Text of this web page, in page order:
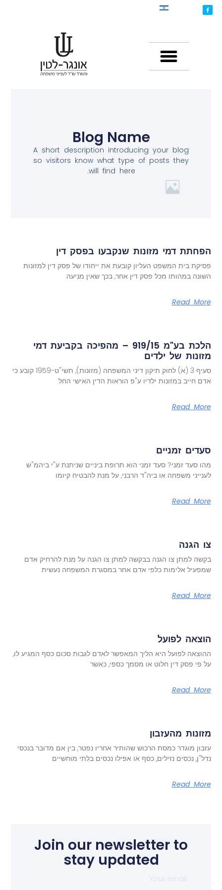
Blog Name
A short description introducing your blog
so visitors know what type of posts they
will find here.
הפחתת דמי מזונות שנקבעו בפסק דין
פסיקת בית המשפט העליון קובעת את ייחודו של פסק דין למזונות
השונה במהותו מכל פסק דין אחר, בכך שאין מניעה
Read More
הלכת בע"מ 919/15 – מהפיכה בקביעת דמי
מזונות של ילדים
סעיף 3 (א) לחוק תיקון דיני המשפחה (מזונות), תשי"ט-1959 קובע כי
אדם חייב במזונות ילדיו ע"פ הוראות הדין האישי החל
Read More
סעדים זמניים
מהו סעד זמני? סעד זמני הוא תרופת ביניים שניתנת ע"י ביהמ"ש
לענייני משפחה או ביה"ד הרבני, על מנת להבטיח קיומו
Read More
צו הגנה
בקשה למתן צו הגנה בבקשה למתן צו הגנה על מנת להרחיק אדם
שמפעיל אלימות כלפי אדם אחר במסגרת המשפחה נעשית
Read More
הוצאה לפועל
ההוצאה לפועל היא הליך המאפשר לאדם לגבות סכום כסף המגיע לו,
על פי פסק דין חלוט או מסמך כספי, כאשר
Read More
מזונות מהעזבון
עזבון מוגדר כמסת הרכוש שהותיר אחריו נפטר, בין אם מדובר בנכסי
נדל"ן, נכסים נזילים, כסף או אפילו נכסים בלתי מוחשיים
Read More
Join our newsletter to
stay updated